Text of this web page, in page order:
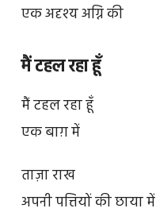
एक अदृश्य अग्नि की
मैं टहल रहा हूँ
मैं टहल रहा हूँ
एक बाग़ में
ताज़ा राख
अपनी पत्तियों की छाया में